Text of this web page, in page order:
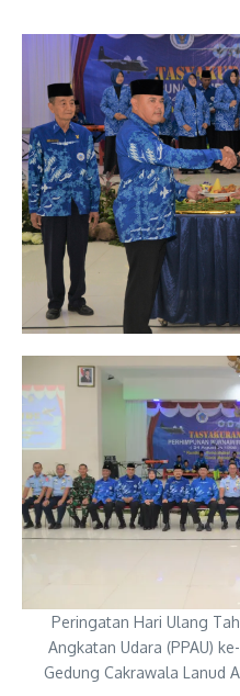
Peringatan Hari Ulang
Angkatan Udara (PPAU)
Gedung Cakrawala Lanud